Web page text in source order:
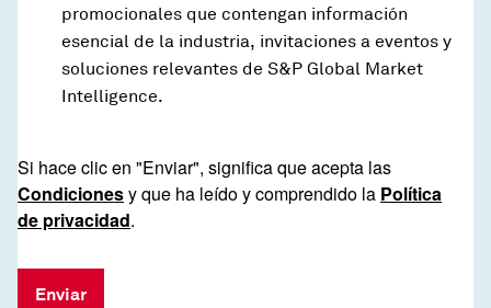
promocionales que contengan información
esencial de la industria, invitaciones a eventos y
soluciones relevantes de S&P Global Market
Intelligence.
Si hace clic en "Enviar", significa que acepta las
Condicionesy que ha leído y comprendido la Política
de privacidad.
Enviar